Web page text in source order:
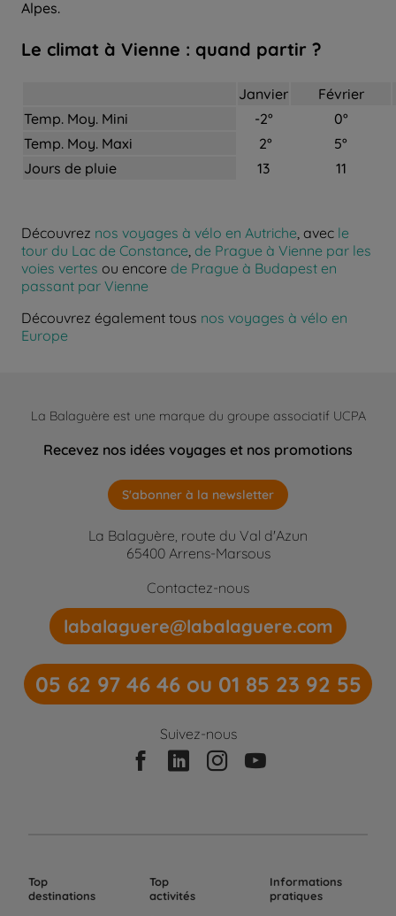
Alpes.
Le climat à Vienne : quand partir ?
Janvier
Février
Temp. Moy. Mini
-2°
0°
Temp. Moy. Maxi
2°
5°
Jours de pluie
13 11
Découvrez nos voyages à vélo en Autriche , avec le
tour du Lac de Constance de Prague à Vienne par les
voies vertes ou encore de Prague à Budapest en
passant par Vienne
Découvrez également tous nos voyages à vélo en
Europe
La Balaguère est une marque du groupe associatif UCPA
Recevez nos idées voyages et nos promotions
S'abonner à la newsletter
La Balaguère, route du Val d'Azun
65400 Arrens-Marsous
Contactez-nous
labalaguere@labalaguere.com
05 62 97 46 46 ou 01 85 23 92 55
Suivez-nous
Top
destinations
Top
activités
Informations
pratiques